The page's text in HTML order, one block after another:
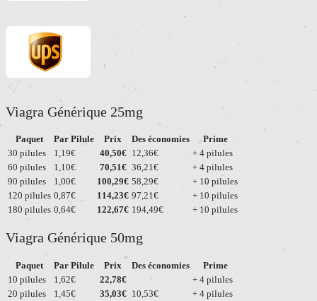
Viagra Générique 25mg
Paquet Par Pilule Prix Des économies
Prime
30 pilules
1,19€ 40,50€ 12,36€
+ 4 pilules
60 pilules
1,10€ 70,51€ 36,21€
+ 4 pilules
90 pilules
1,00€ 100,29€ 58,29€
+ 10 pilules
120 pilules 0,87€ 114,23€ 97,21€
+ 10 pilules
180 pilules 0,64€ 122,67€ 194,49€ + 10 pilules
Viagra Générique 50mg
Paquet Par Pilule Prix Des économies
Prime
10 pilules
1,62€ 22,78€
+ 4 pilules
20 pilules
1,45€ 35,03€ 10,53€
+ 4 pilules